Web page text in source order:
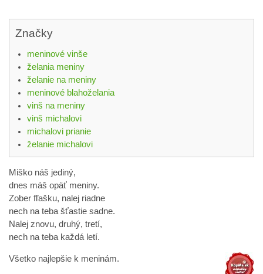
Značky
meninové vinše
želania meniny
želanie na meniny
meninové blahoželania
vinš na meniny
vinš michalovi
michalovi prianie
želanie michalovi
Miško náš jediný,
dnes máš opäť meniny.
Zober fľašku, nalej riadne
nech na teba šťastie sadne.
Nalej znovu, druhý, tretí,
nech na teba každá letí.
Všetko najlepšie k meninám.